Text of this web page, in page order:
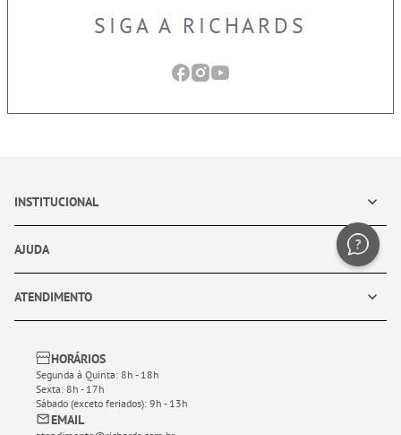
SIGA A RICHARDS
INSTITUCIONAL
AJUDA
ATENDIMENTO
HORÁRIOS
Segunda à Quinta: 8h - 18h
Sexta: 8h - 17h
Sábado (exceto feriados): 9h - 13h
EMAIL